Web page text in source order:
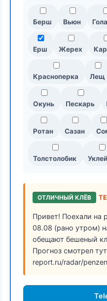
Берш Вьюн
Ерш Жерех
Красноперка Лещ
Окунь Пескарь
Ротан Сазан
Толстолобик
ОТЛИЧНЫЙ КЛЁВ
Привет! Поехали на
08.08 (рано утром)
обещают бешеный
Прогноз смотрел
report.ru/radar/